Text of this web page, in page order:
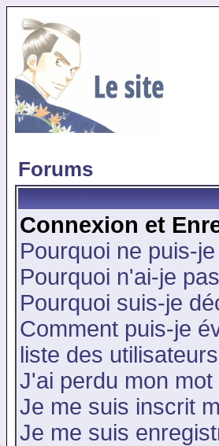
Forums
Connexion et
Pourquoi ne puis-
Pourquoi n'ai-je
Pourquoi suis-je
Comment puis-je
liste des
J'ai perdu mon mot
Je me suis inscrit
Je me suis